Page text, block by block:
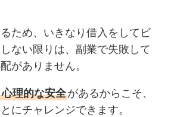
ため、いきなり借入をしてビ
ない限りは、副業で失敗して
がありません。
理的な安全があるからこそ、
にチャレンジできます。